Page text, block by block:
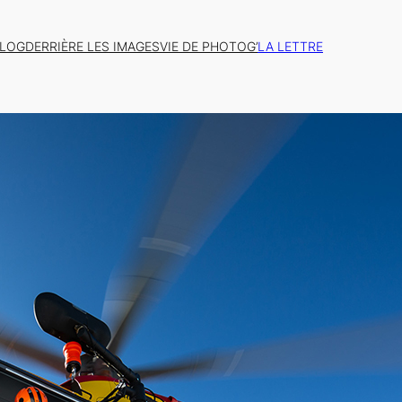
DERRIÈRE LES IMAGESVIE DE PHOTOG’LA LETTRE